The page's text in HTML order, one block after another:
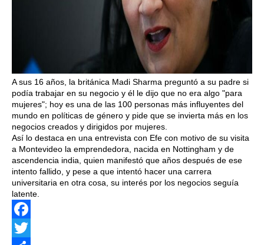
A sus 16 años, la británica Madi Sharma preguntó a su padre si
podía trabajar en su negocio y él le dijo que no era algo "para
mujeres"; hoy es una de las 100 personas más influyentes del
mundo en políticas de género y pide que se invierta más en los
negocios creados y dirigidos por mujeres.
Así lo destaca en una entrevista con Efe con motivo de su visita
a Montevideo la emprendedora, nacida en Nottingham y de
ascendencia india, quien manifestó que años después de ese
intento fallido, y pese a que intentó hacer una carrera
universitaria en otra cosa, su interés por los negocios seguía
latente.
Facebook